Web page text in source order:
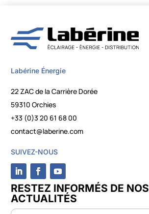
Labérine Énergie
22 ZAC de la Carrière Dorée
59310 Orchies
+33 (0)3 20 61 68 00
contact@laberine.com
SUIVEZ-NOUS
RESTEZ INFORMÉS DE NOS
ACTUALITÉS